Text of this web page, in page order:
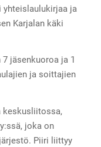
ja
Karjalan käki
jäsenkuoroa ja 1
ja soittajien
keskusliitossa,
joka on
Piiri liittyy